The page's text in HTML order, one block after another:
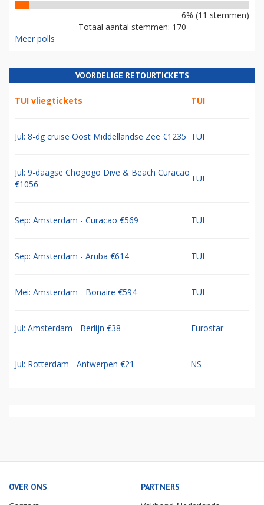
6% (11 stemmen)
Totaal aantal stemmen: 170
Meer polls
VOORDELIGE RETOURTICKETS
TUI vliegtickets TUI
Jul: 8-dg cruise Oost Middellandse Zee €1235 TUI
Jul: 9-daagse Chogogo Dive & Beach Curacao
€1056
TUI
Sep: Amsterdam - Curacao €569 TUI
Sep: Amsterdam - Aruba €614 TUI
Mei: Amsterdam - Bonaire €594 TUI
Jul: Amsterdam - Berlijn €38 Eurostar
Jul: Rotterdam - Antwerpen €21 NS
OVER ONS PARTNERS